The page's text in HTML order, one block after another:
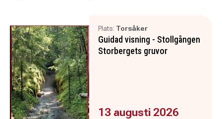
Plats: Torsåker
Guidad visning - Stollgången
Storbergets gruvor
Evenemanget är :
13 augusti 2026